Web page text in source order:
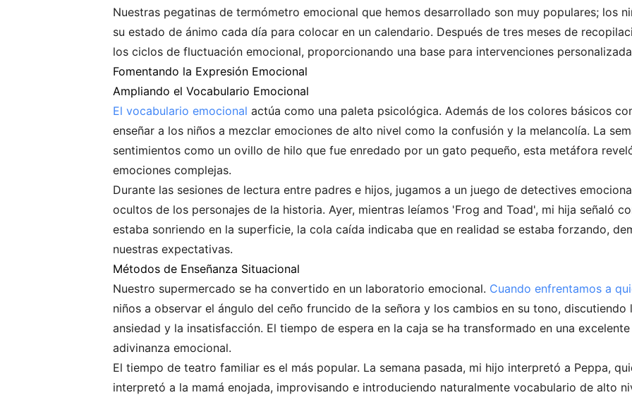
Nuestras pegatinas de termómetro emocional que hemos desarrollado son muy populares; los
su estado de ánimo cada día para colocar en un calendario. Después de tres meses de
los ciclos de fluctuación emocional, proporcionando una base para intervenciones
Fomentando la Expresión Emocional
Ampliando el Vocabulario Emocional
El vocabulario emocional actúa como una paleta psicológica. Además de los colores básicos
enseñar a los niños a mezclar emociones de alto nivel como la confusión y la melancolía. La
sentimientos como un ovillo de hilo que fue enredado por un gato pequeño, esta metáfora
emociones complejas.
Durante las sesiones de lectura entre padres e hijos, jugamos a un juego de detectives
ocultos de los personajes de la historia. Ayer, mientras leíamos 'Frog and Toad', mi hija señaló
estaba sonriendo en la superficie, la cola caída indicaba que en realidad se estaba forzando,
nuestras expectativas.
Métodos de Enseñanza Situacional
Nuestro supermercado se ha convertido en un laboratorio emocional. Cuando enfrentamos a
niños a observar el ángulo del ceño fruncido de la señora y los cambios en su tono, discutiendo
ansiedad y la insatisfacción. El tiempo de espera en la caja se ha transformado en una
adivinanza emocional.
El tiempo de teatro familiar es el más popular. La semana pasada, mi hijo interpretó a Peppa,
interpretó a la mamá enojada, improvisando e introduciendo naturalmente vocabulario de alto